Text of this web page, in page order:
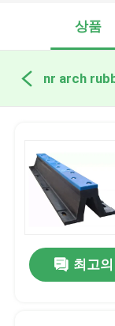
상품
nr arch
최고